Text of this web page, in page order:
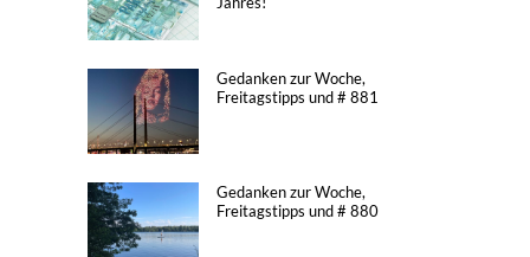
Gedanken zur Woche,
Freitagstipps und # 881
Gedanken zur Woche,
Freitagstipps und # 880